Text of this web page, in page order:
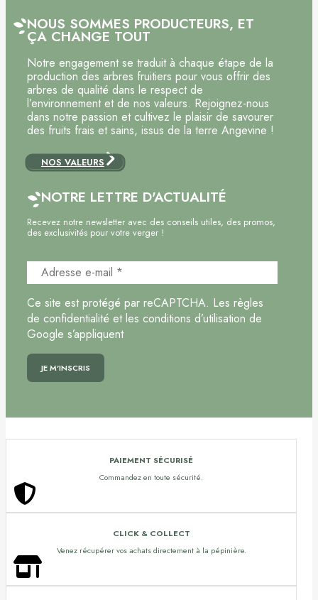
NOUS SOMMES PRODUCTEURS, ET
ÇA CHANGE TOUT
Notre engagement se traduit à chaque étape de la
production des arbres fruitiers pour vous offrir des
arbres de qualité dans le respect de
l’environnement et de nos valeurs. Rejoignez-nous
dans notre passion et cultivez le plaisir de savourer
des fruits frais et sains, issus de la terre Angevine !
NOS VALEURS
NOTRE LETTRE D'ACTUALITÉ
Recevez notre newsletter avec des conseils utiles, des promos,
des exclusivités pour votre verger !
Ce site est protégé par reCAPTCHA. Les règles
de confidentialité et les conditions d’utilisation de
Google s’appliquent
PAIEMENT SÉCURISÉ
Commandez en toute sécurité.
CLICK & COLLECT
Venez récupérer vos achats directement à la pépinière.